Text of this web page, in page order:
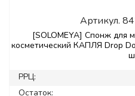
Артикул.
[SOLOMEYA] Спонж
косметический КАПЛЯ Drop
РРЦ:
Остаток: